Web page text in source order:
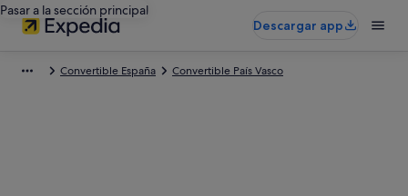
Pasar a la sección principal
Descargar app
Convertible España Convertible País Vasco